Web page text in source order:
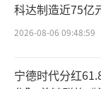
歉，同时还
证有限责任
证证书”。
科达制造近75亿
2026-08-06 09:48:59
宁德时代分红